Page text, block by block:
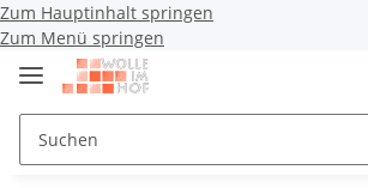
Zum Hauptinhalt springen
Zum Menü springen